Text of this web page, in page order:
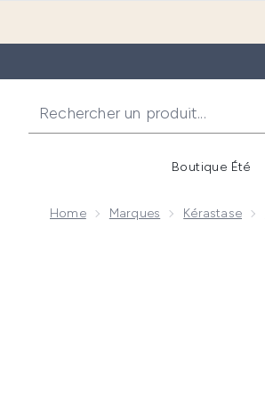
Boutique Été
Home Marques Kérastase